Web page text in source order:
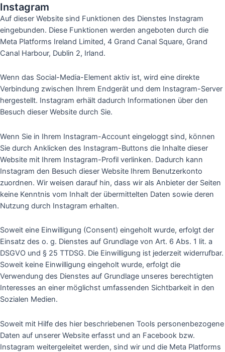
Instagram
Auf dieser Website sind Funktionen des Dienstes Instagram
eingebunden. Diese Funktionen werden angeboten durch die
Meta Platforms Ireland Limited, 4 Grand Canal Square, Grand
Canal Harbour, Dublin 2, Irland.
Wenn das Social-Media-Element aktiv ist, wird eine direkte
Verbindung zwischen Ihrem Endgerät und dem Instagram-Server
hergestellt. Instagram erhält dadurch Informationen über den
Besuch dieser Website durch Sie.
Wenn Sie in Ihrem Instagram-Account eingeloggt sind, können
Sie durch Anklicken des Instagram-Buttons die Inhalte dieser
Website mit Ihrem Instagram-Profil verlinken. Dadurch kann
Instagram den Besuch dieser Website Ihrem Benutzerkonto
zuordnen. Wir weisen darauf hin, dass wir als Anbieter der Seiten
keine Kenntnis vom Inhalt der übermittelten Daten sowie deren
Nutzung durch Instagram erhalten.
Soweit eine Einwilligung (Consent) eingeholt wurde, erfolgt der
Einsatz des o. g. Dienstes auf Grundlage von Art. 6 Abs. 1 lit. a
DSGVO und § 25 TTDSG. Die Einwilligung ist jederzeit widerrufbar.
Soweit keine Einwilligung eingeholt wurde, erfolgt die
Verwendung des Dienstes auf Grundlage unseres berechtigten
Interesses an einer möglichst umfassenden Sichtbarkeit in den
Sozialen Medien.
Soweit mit Hilfe des hier beschriebenen Tools personenbezogene
Daten auf unserer Website erfasst und an Facebook bzw.
Instagram weitergeleitet werden, sind wir und die Meta Platforms